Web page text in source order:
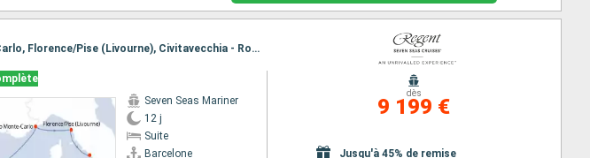
Itinéraire : Barcelone, Palma de Majorque, Monaco Monte-Carlo, Florence/Pise (Livourne), Civitavecchia - Rome
Seven Seas Mariner
12 j
Suite
Barcelone
dès
9 199 €
Jusqu'à 45% de remise